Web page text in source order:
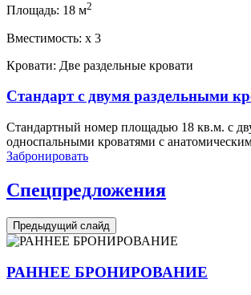
Площадь: 18 м2
Вместимость: x 3
Кровати: Две раздельные кровати
Стандарт с двумя раздельными
Стандартный номер площадью 18 кв.м. с
односпальными кроватями с
Забронировать
Спецпредложения
Предыдущий слайд
РАННЕЕ БРОНИРОВАНИЕ